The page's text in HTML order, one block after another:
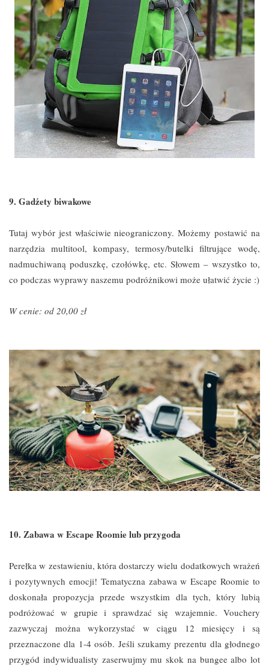
9. Gadżety biwakowe
Tutaj wybór jest właściwie nieograniczony. Możemy postawić na
narzędzia multitool, kompasy, termosy/butelki filtrujące wodę,
nadmuchiwaną poduszkę, czołówkę, etc. Słowem – wszystko to,
co podczas wyprawy naszemu podróżnikowi może ułatwić życie :)
W cenie: od 20,00 zł
10. Zabawa w Escape Roomie lub przygoda
Perełka w zestawieniu, która dostarczy wielu dodatkowych wrażeń
i pozytywnych emocji! Tematyczna zabawa w Escape Roomie to
doskonała propozycja przede wszystkim dla tych, który lubią
podróżować w grupie i sprawdzać się wzajemnie. Vouchery
zazwyczaj można wykorzystać w ciągu 12 miesięcy i są
przeznaczone dla 1-4 osób. Jeśli szukamy prezentu dla głodnego
przygód indywidualisty zaserwujmy mu skok na bungee albo lot